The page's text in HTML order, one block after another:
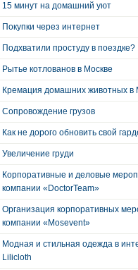
15 минут на домашний уют
Покупки через интернет
Подхватили простуду в поездке?
Рытье котлованов в Москве
Кремация домашних животных в
Сопровождение грузов
Как не дорого обновить свой
Увеличение груди
Корпоративные и деловые
компании «DoctorTeam»
Организация корпоративных
компании «Mosevent»
Модная и стильная одежда в
Lilicloth